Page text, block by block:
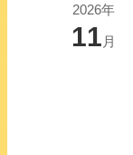
2026年
11 月